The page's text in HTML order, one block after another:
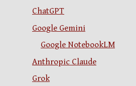
ChatGPT
Google Gemini
Google NotebookLM
Anthropic Claude
Grok